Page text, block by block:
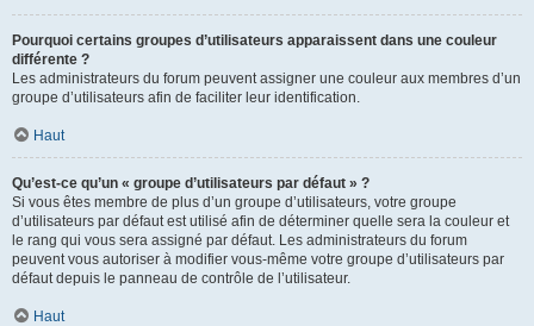
Pourquoi certains groupes d’utilisateurs apparaissent dans une couleur
différente ?
Les administrateurs du forum peuvent assigner une couleur aux membres d’un
groupe d’utilisateurs afin de faciliter leur identification.
Haut
Qu’est-ce qu’un « groupe d’utilisateurs par défaut » ?
Si vous êtes membre de plus d’un groupe d’utilisateurs, votre groupe
d’utilisateurs par défaut est utilisé afin de déterminer quelle sera la couleur et
le rang qui vous sera assigné par défaut. Les administrateurs du forum
peuvent vous autoriser à modifier vous-même votre groupe d’utilisateurs par
défaut depuis le panneau de contrôle de l’utilisateur.
Haut